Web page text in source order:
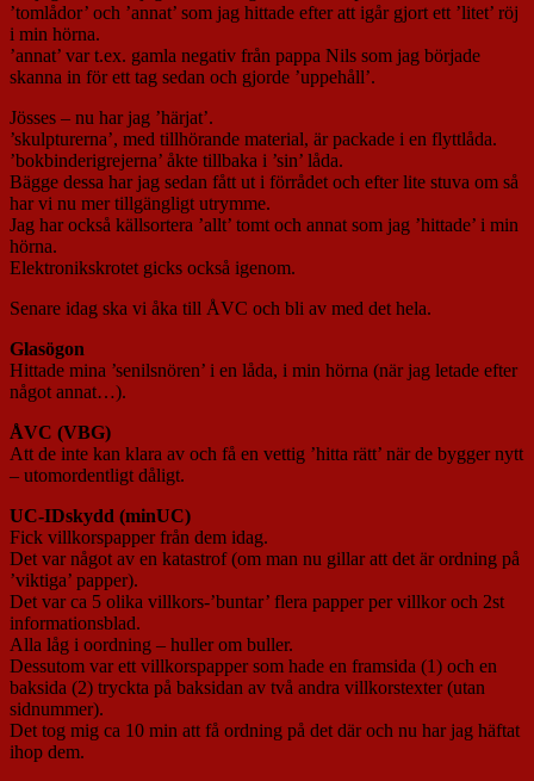
’tomlådor’ och ’annat’ som jag hittade efter att igår gjort ett ’litet’ röj
i min hörna.
’annat’ var t.ex. gamla negativ från pappa Nils som jag började
skanna in för ett tag sedan och gjorde ’uppehåll’.
Jösses – nu har jag ’härjat’.
’skulpturerna’, med tillhörande material, är packade i en flyttlåda.
’bokbinderigrejerna’ åkte tillbaka i ’sin’ låda.
Bägge dessa har jag sedan fått ut i förrådet och efter lite stuva om så
har vi nu mer tillgängligt utrymme.
Jag har också källsortera ’allt’ tomt och annat som jag ’hittade’ i min
hörna.
Elektronikskrotet gicks också igenom.
Senare idag ska vi åka till ÅVC och bli av med det hela.
Glasögon
Hittade mina ’senilsnören’ i en låda, i min hörna (när jag letade efter
något annat…).
ÅVC (VBG)
Att de inte kan klara av och få en vettig ’hitta rätt’ när de bygger nytt
– utomordentligt dåligt.
UC-IDskydd (minUC)
Fick villkorspapper från dem idag.
Det var något av en katastrof (om man nu gillar att det är ordning på
’viktiga’ papper).
Det var ca 5 olika villkors-’buntar’ flera papper per villkor och 2st
informationsblad.
Alla låg i oordning – huller om buller.
Dessutom var ett villkorspapper som hade en framsida (1) och en
baksida (2) tryckta på baksidan av två andra villkorstexter (utan
sidnummer).
Det tog mig ca 10 min att få ordning på det där och nu har jag häftat
ihop dem.